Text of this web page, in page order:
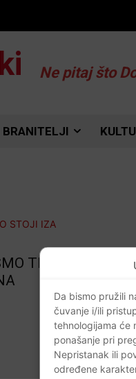
Da bismo pružili
čuvanje i/ili
tehnologijama će
ponašanje pri
Nepristanak ili
određene
Ne pitaj što
BRANITELJI
TKO
45